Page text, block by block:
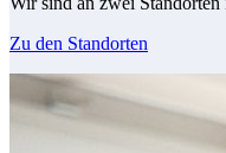
Zu den Standorten